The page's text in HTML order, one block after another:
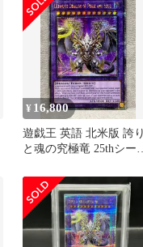
¥ 16,800
遊戯王 英語 北米版 誇り
と魂の究極竜 25thシーク